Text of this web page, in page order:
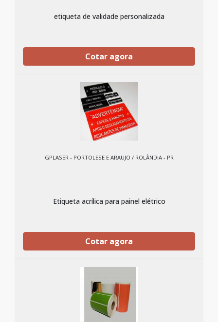
etiqueta de validade personalizada
Cotar agora
GPLASER - PORTOLESE E ARAUJO / ROLÂNDIA - PR
Etiqueta acrílica para painel elétrico
Cotar agora